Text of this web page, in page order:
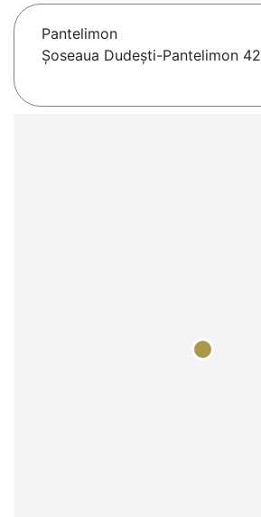
Pantelimon
Șoseaua Dudești-Pantelimon 42